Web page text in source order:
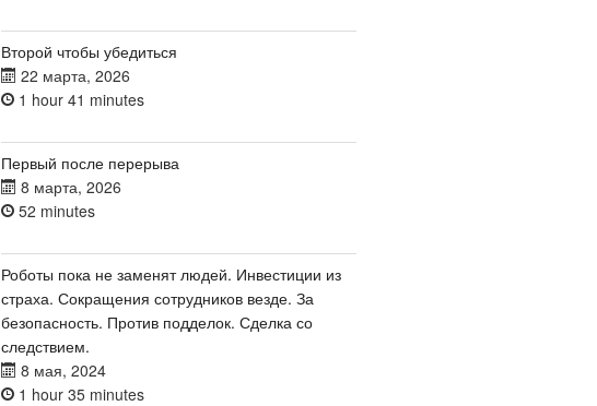
Второй чтобы убедиться
22 марта, 2026
1 hour 41 minutes
Первый после перерыва
8 марта, 2026
52 minutes
Роботы пока не заменят людей. Инвестиции из
страха. Сокращения сотрудников везде. За
безопасность. Против подделок. Сделка со
следствием.
8 мая, 2024
1 hour 35 minutes